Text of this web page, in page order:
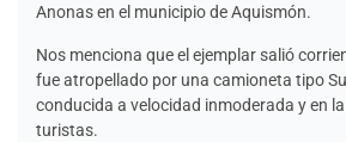
Anonas en el municipio de Aquismón.
Nos menciona que el ejemplar salió
fue atropellado por una camioneta tipo
conducida a velocidad inmoderada y en
turistas.